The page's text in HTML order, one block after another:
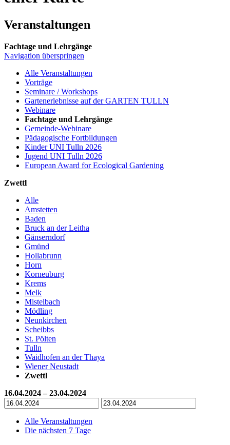
Veranstaltungen
Fachtage und Lehrgänge
Navigation überspringen
Alle Veranstaltungen
Vorträge
Seminare / Workshops
Gartenerlebnisse auf der GARTEN TULLN
Webinare
Fachtage und Lehrgänge
Gemeinde-Webinare
Pädagogische Fortbildungen
Kinder UNI Tulln 2026
Jugend UNI Tulln 2026
European Award for Ecological Gardening
Zwettl
Alle
Amstetten
Baden
Bruck an der Leitha
Gänserndorf
Gmünd
Hollabrunn
Horn
Korneuburg
Krems
Melk
Mistelbach
Mödling
Neunkirchen
Scheibbs
St. Pölten
Tulln
Waidhofen an der Thaya
Wiener Neustadt
Zwettl
16.04.2024 – 23.04.2024
Alle Veranstaltungen
Die nächsten 7 Tage